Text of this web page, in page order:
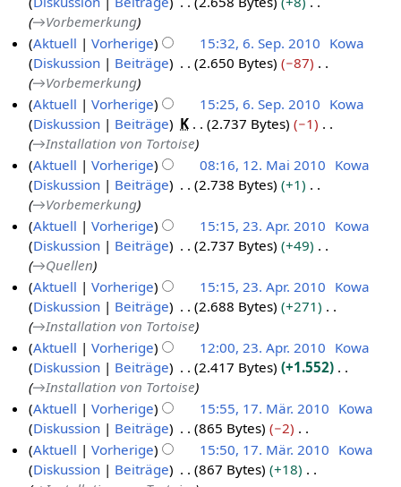
s
s
u
n
g
e
n
f
a
s
s
u
n
g
1
t
u
n
g
s
z
u
s
a
m
m
e
n
f
a
s
s
u
n
g
b
2
1
e
B
e
a
r
b
e
i
t
u
n
g
s
z
u
s
a
m
m
e
n
f
a
s
i
n
e
B
e
a
r
b
e
i
t
u
n
g
s
z
u
s
a
m
m
e
n
f
S
b
2
0
→Vorbemerkung
Aktuell
Vorherige 15:32, 6. Sep. 2010 Kowa
Diskussion
Beiträge 2.650 Bytes
−87
→Vorbemerkung
Aktuell
Vorherige 15:25, 6. Sep. 2010 Kowa
Diskussion
Beiträge K 2.737 Bytes
−1
→Installation von Tortoise
1
Aktuell Vorherige 08:16, 12. Mai 2010 Kowa
Diskussion
Beiträge 2.738 Bytes
+1
→Vorbemerkung
2
1
Aktuell Vorherige 15:15, 23. Apr. 2010 Kowa
Diskussion
Beiträge 2.737 Bytes
+49
→Quellen
Aktuell
Vorherige 15:15, 23. Apr. 2010 Kowa
Diskussion
Beiträge 2.688 Bytes
+271
→Installation von Tortoise
Aktuell
Vorherige 12:00, 23. Apr. 2010 Kowa
Diskussion
Beiträge 2.417 Bytes
+1.552
→Installation von Tortoise
7
Aktuell Vorherige 15:55, 17. Mär. 2010 Kowa
Diskussion
Beiträge 865 Bytes
−2
K
e
Aktuell Vorherige 15:50, 17. Mär. 2010 Kowa
Diskussion
Beiträge 867 Bytes
+18